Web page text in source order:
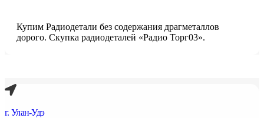
Купим Радиодетали без содержания драгметаллов
дорого. Скупка радиодеталей «Радио Торг03».
г. Улан-Удэ